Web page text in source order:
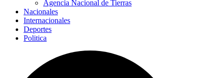
Agencia Nacional de Tierras
Nacionales
Internacionales
Deportes
Politica